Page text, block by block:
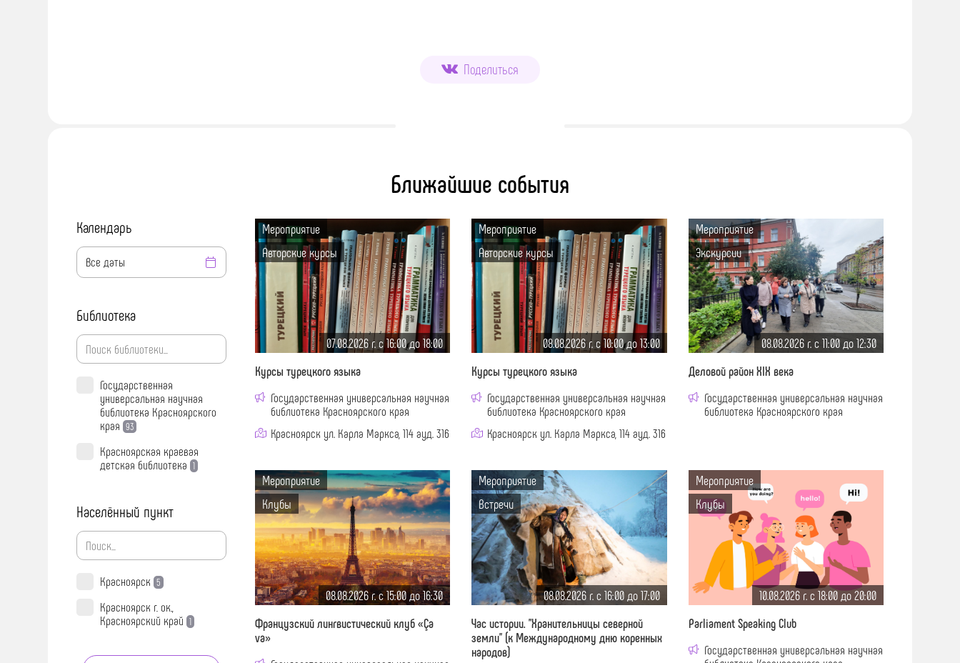
Поделиться
Ближайшие события
Календарь
Библиотека
Государственная
универсальная научная
библиотека Красноярского
края 93
Красноярская краевая
детская библиотека 1
Населённый пункт
Красноярск 5
Красноярск г. ок.,
Красноярский край 1
Мероприятие
Авторские курсы
07.08.2026 г. c 16:00 до 18:00
Курсы турецкого языка
Государственная универсальная научная
библиотека Красноярского края
Красноярск ул. Карла Маркса, 114 ауд. 316
Мероприятие
Авторские курсы
08.08.2026 г. c 10:00 до 13:00
Курсы турецкого языка
Государственная универсальная научная
библиотека Красноярского края
Красноярск ул. Карла Маркса, 114 ауд. 316
Мероприятие
Экскурсии
08.08.2026 г. c 11:00 до 12:30
Деловой район XIX века
Государственная универсальная научная
библиотека Красноярского края
Мероприятие
Клубы
08.08.2026 г. c 15:00 до 16:30
Французский лингвистический клуб «Ça
va»
Мероприятие
Встречи
08.08.2026 г. c 16:00 до 17:00
Час истории. "Хранительницы северной
земли" (к Международному дню коренных
народов)
Мероприятие
Клубы
10.08.2026 г. c 18:00 до 20:00
Parliament Speaking Club
Государственная универсальная научная